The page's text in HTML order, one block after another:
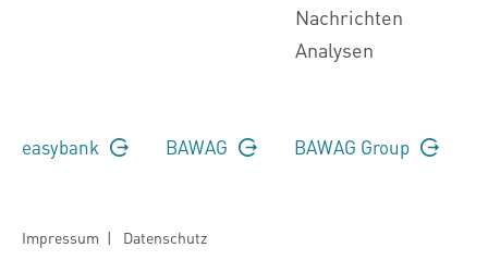
Nachrichten
Analysen
easybank BAWAG BAWAG Group
Impressum | Datenschutz